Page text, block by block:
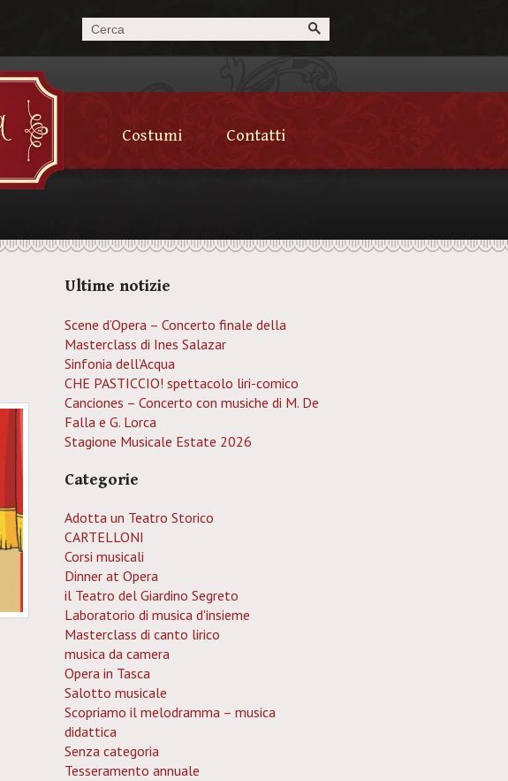
Costumi Contatti
Ultime notizie
Scene d’Opera – Concerto finale della
Masterclass di Ines Salazar
Sinfonia dell’Acqua
CHE PASTICCIO! spettacolo liri-comico
Canciones – Concerto con musiche di M. De
Falla e G. Lorca
Stagione Musicale Estate 2026
Categorie
Adotta un Teatro Storico
CARTELLONI
Corsi musicali
Dinner at Opera
il Teatro del Giardino Segreto
Laboratorio di musica d'insieme
Masterclass di canto lirico
musica da camera
Opera in Tasca
Salotto musicale
Scopriamo il melodramma – musica
didattica
Senza categoria
Tesseramento annuale